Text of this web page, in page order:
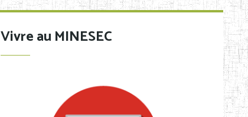
Vivre au MINESEC